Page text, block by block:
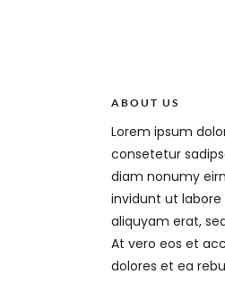
ABOUT US
Lorem ipsum
consetetur
diam nonumy
invidunt ut
aliquyam erat,
At vero eos et
dolores et ea